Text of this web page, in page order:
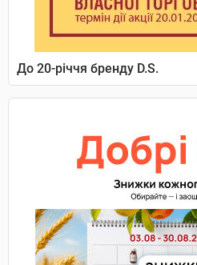
До 20-річчя бренду D.S.